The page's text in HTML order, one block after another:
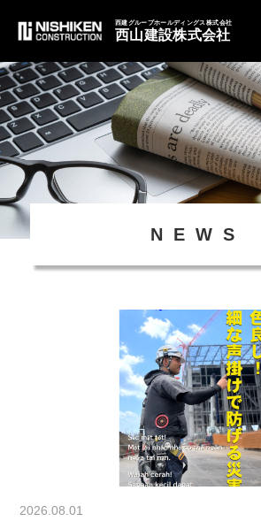
西建グループホールディングス株式会社
西山建設株式会社
NEWS
2026.08.01